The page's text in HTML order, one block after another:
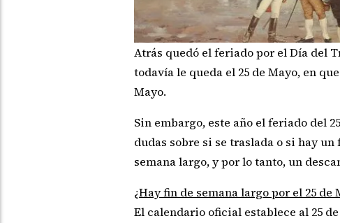
Atrás quedó el feriado por el Día del
todavía le queda el 25 de Mayo, en
Mayo.
Sin embargo, este año el feriado del
dudas sobre si se traslada o si hay
semana largo, y por lo tanto, un
¿Hay fin de semana largo por el 25 de
El calendario oficial establece al 25